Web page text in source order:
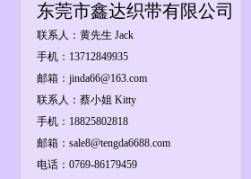
东莞市鑫达织带有限公司
联系人：黄先生 Jack
手机：13712849935
邮箱：jinda66@163.com
联系人：蔡小姐 Kitty
手机：18825802818
邮箱：sale8@tengda6688.com
电话：0769-86179459